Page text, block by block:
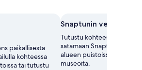
paikallisesta
kohteessa
tai tutustu
Snaptunin
Tutustu kohteessa
satamaan Snaptunin
alueen puistoissa tai käy
museoita.